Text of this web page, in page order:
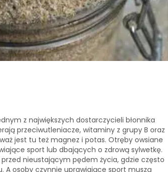
z największych dostarczycieli błonnika
przeciwutleniacze, witaminy z grupy B oraz
jest tu też magnez i potas. Otręby owsiane
sport lub dbających o zdrową sylwetkę.
nieustającym pędem życia, gdzie często
A osoby czynnie uprawiające sport muszą